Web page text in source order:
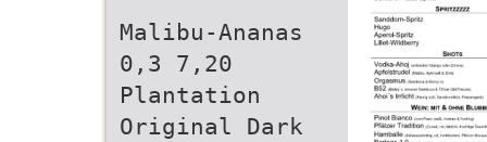
Malibu-Ananas
0,3 7,20
Plantation
Original Dark